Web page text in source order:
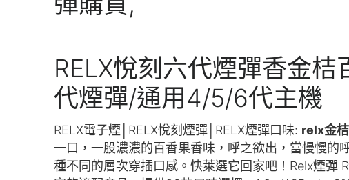
RELX悅刻六代煙彈香金
代煙彈/通用4/5/6代主機
RELX電子煙│RELX悅刻煙彈│RELX煙彈口味: relx金
一口，一股濃濃的百香果香味，呼之欲出，當慢慢的
種不同的層次穿插口感。快萊選它回家吧！Relx煙彈